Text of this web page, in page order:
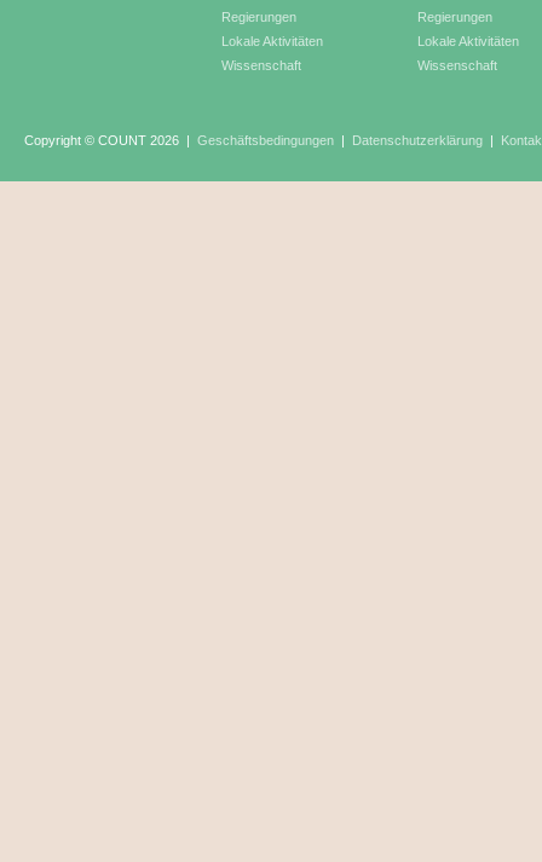
Regierungen
Lokale Aktivitäten
Wissenschaft
Regierungen
Lokale Aktivitäten
Wissenschaft
Copyright © COUNT 2026 | Geschäftsbedingungen | Datenschutzerklärung |